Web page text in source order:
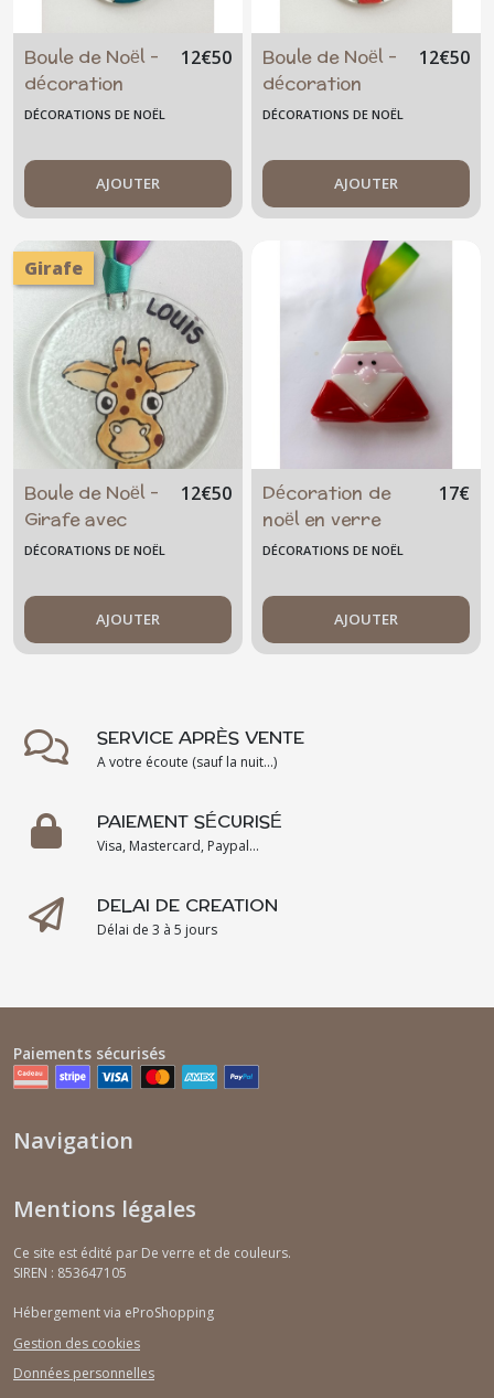
Boule de Noël -
décoration
personnalisable
christmas
12€50
DÉCORATIONS DE NOËL
AJOUTER
Boule de Noël -
décoration
personnalisable
christmas
12€50
DÉCORATIONS DE NOËL
AJOUTER
Girafe
Boule de Noël -
Girafe avec
prénom
12€50
DÉCORATIONS DE NOËL
AJOUTER
Décoration de
noël en verre
fusionné - père
17€
DÉCORATIONS DE NOËL
AJOUTER
SERVICE APRÈS VENTE
A votre écoute (sauf la nuit...)
PAIEMENT SÉCURISÉ
Visa, Mastercard, Paypal...
DELAI DE CREATION
Délai de 3 à 5 jours
Paiements sécurisés
Navigation
Mentions légales
Ce site est édité par De verre et de couleurs.
SIREN : 853647105
Hébergement via eProShopping
Gestion des cookies
Données personnelles